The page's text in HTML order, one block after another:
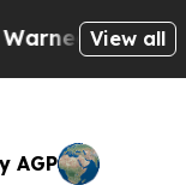
Cops for
View all
AGP